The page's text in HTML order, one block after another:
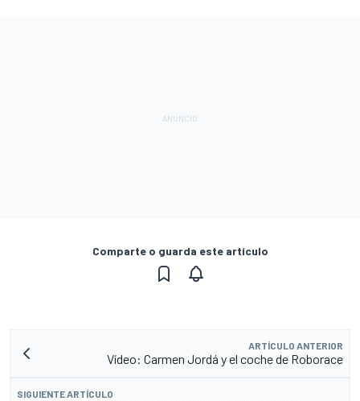
Comparte o guarda este artículo
ARTÍCULO ANTERIOR
Vídeo: Carmen Jordá y el coche de Roborace
SIGUIENTE ARTÍCULO